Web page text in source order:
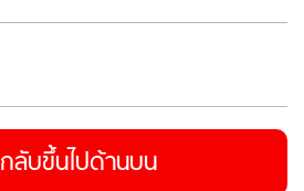
กลับขึ้นไปด้านบน